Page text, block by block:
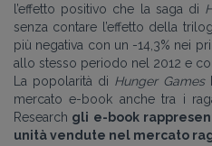
l’effetto positivo che la saga di
senza contare l’effetto della
più negativa con un -14,3% nei
allo stesso periodo nel 2012 e
La popolarità di Hunger Games
mercato e-book anche tra i
Research gli e-book
unità vendute nel mercato